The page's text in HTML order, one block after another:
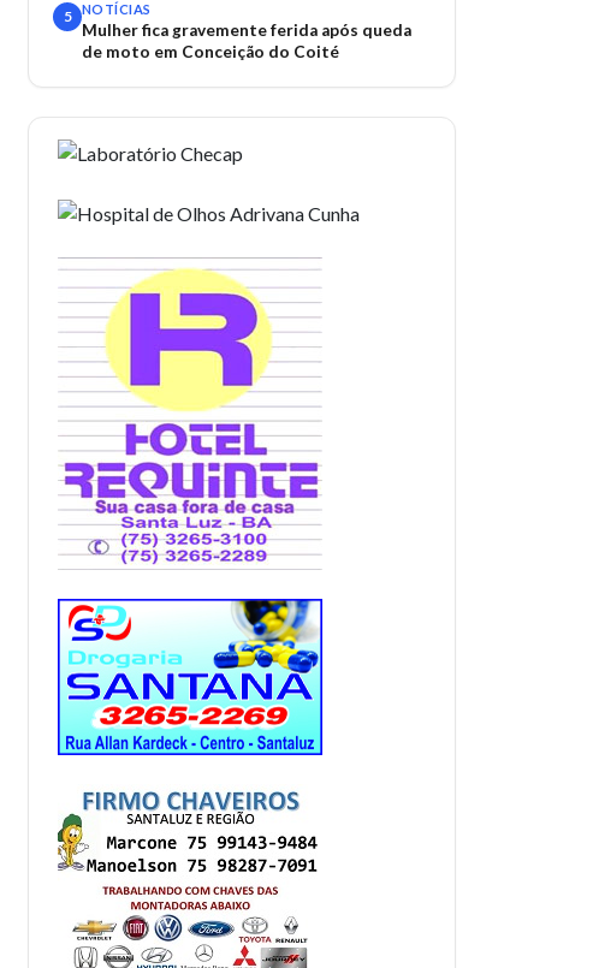
acidentes
5 NOTÍCIAS
Mulher fica gravemente ferida após queda
de moto em Conceição do Coité